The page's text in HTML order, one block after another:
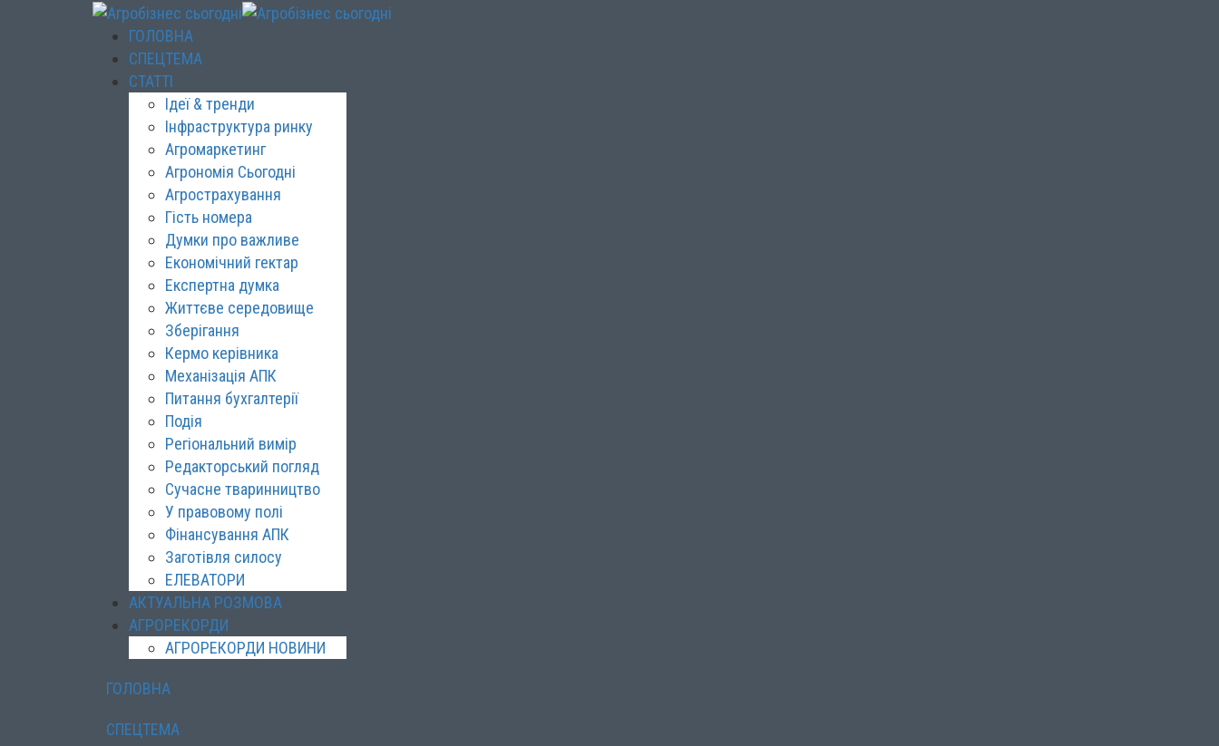
ГОЛОВНА
СПЕЦТЕМА
СТАТТІ
Ідеї & тренди
Інфраструктура ринку
Агромаркетинг
Агрономія Сьогодні
Агрострахування
Гість номера
Думки про важливе
Економічний гектар
Експертна думка
Життєве середовище
Зберігання
Кермо керівника
Механізація АПК
Питання бухгалтерії
Подія
Регіональний вимір
Редакторський погляд
Сучасне тваринництво
У правовому полі
Фінансування АПК
Заготівля силосу
ЕЛЕВАТОРИ
АКТУАЛЬНА РОЗМОВА
АГРОРЕКОРДИ
АГРОРЕКОРДИ НОВИНИ
ГОЛОВНА
СПЕЦТЕМА